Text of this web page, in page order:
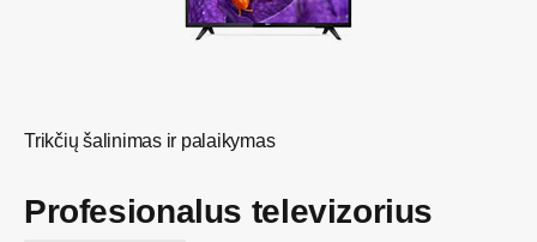
Trikčių šalinimas ir palaikymas
Profesionalus televizorius